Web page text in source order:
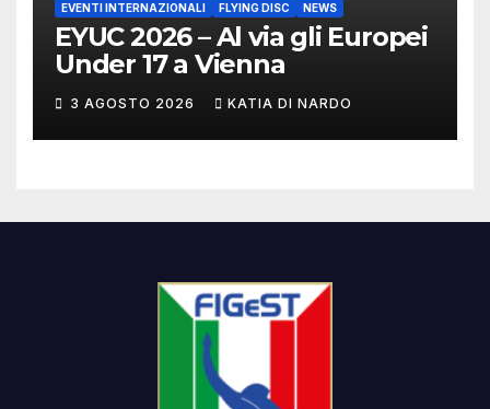
EVENTI INTERNAZIONALI FLYING DISC NEWS
EYUC 2026 – Al via gli Europei
Under 17 a Vienna
3 AGOSTO 2026 KATIA DI NARDO